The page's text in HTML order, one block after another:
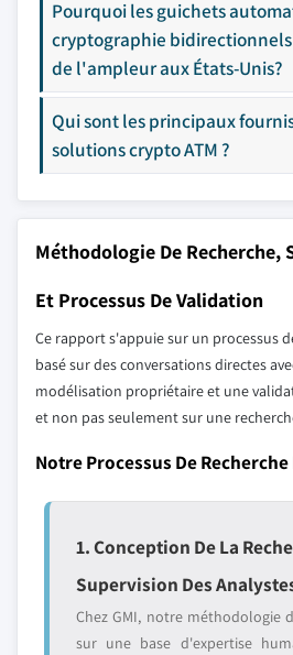
Pourquoi les guichets
cryptographie
de l'ampleur aux États-Unis?
Qui sont les principaux
solutions crypto ATM ?
Méthodologie De Recherche,
Et Processus De Validation
Ce rapport s'appuie sur un processus
basé sur des conversations directes
modélisation propriétaire et une
et non pas seulement sur une
Notre Processus De Recherche
1. Conception De La
Supervision Des
Chez GMI, notre méthodologie
sur une base d'expertise